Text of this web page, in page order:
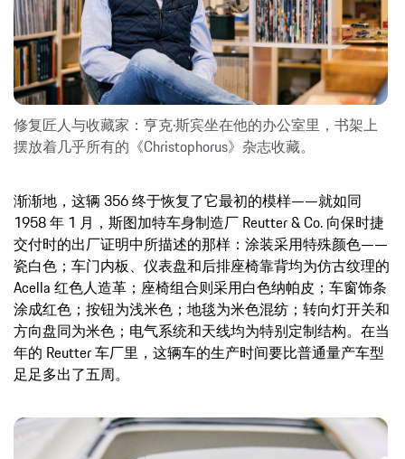
修复匠人与收藏家：亨克·斯宾坐在他的办公室里，书架上
摆放着几乎所有的《Christophorus》杂志收藏。
渐渐地，这辆 356 终于恢复了它最初的模样——就如同
1958 年 1 月，斯图加特车身制造厂 Reutter & Co. 向保时捷
交付时的出厂证明中所描述的那样：涂装采用特殊颜色——
瓷白色；车门内板、仪表盘和后排座椅靠背均为仿古纹理的
Acella 红色人造革；座椅组合则采用白色纳帕皮；车窗饰条
涂成红色；按钮为浅米色；地毯为米色混纺；转向灯开关和
方向盘同为米色；电气系统和天线均为特别定制结构。在当
年的 Reutter 车厂里，这辆车的生产时间要比普通量产车型
足足多出了五周。